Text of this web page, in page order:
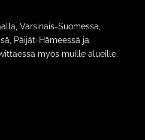
Varsinais-Suomessa,
Päijät-Hämeessä ja
myös muille alueille.